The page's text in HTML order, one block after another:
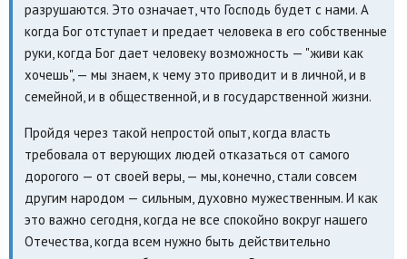
разрушаются. Это означает, что Господь будет с нами. А
когда Бог отступает и предает человека в его собственные
руки, когда Бог дает человеку возможность — "живи как
хочешь", — мы знаем, к чему это приводит и в личной, и в
семейной, и в общественной, и в государственной жизни.
Пройдя через такой непростой опыт, когда власть
требовала от верующих людей отказаться от самого
дорогого — от своей веры, — мы, конечно, стали совсем
другим народом — сильным, духовно мужественным. И как
это важно сегодня, когда не все спокойно вокруг нашего
Отечества, когда всем нужно быть действительно